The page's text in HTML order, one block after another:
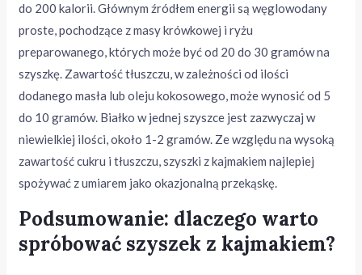
do 200 kalorii. Głównym źródłem energii są węglowodany
proste, pochodzące z masy krówkowej i ryżu
preparowanego, których może być od 20 do 30 gramów na
szyszkę. Zawartość tłuszczu, w zależności od ilości
dodanego masła lub oleju kokosowego, może wynosić od 5
do 10 gramów. Białko w jednej szyszce jest zazwyczaj w
niewielkiej ilości, około 1-2 gramów. Ze względu na wysoką
zawartość cukru i tłuszczu, szyszki z kajmakiem najlepiej
spożywać z umiarem jako okazjonalną przekąskę.
Podsumowanie: dlaczego warto
spróbować szyszek z kajmakiem?